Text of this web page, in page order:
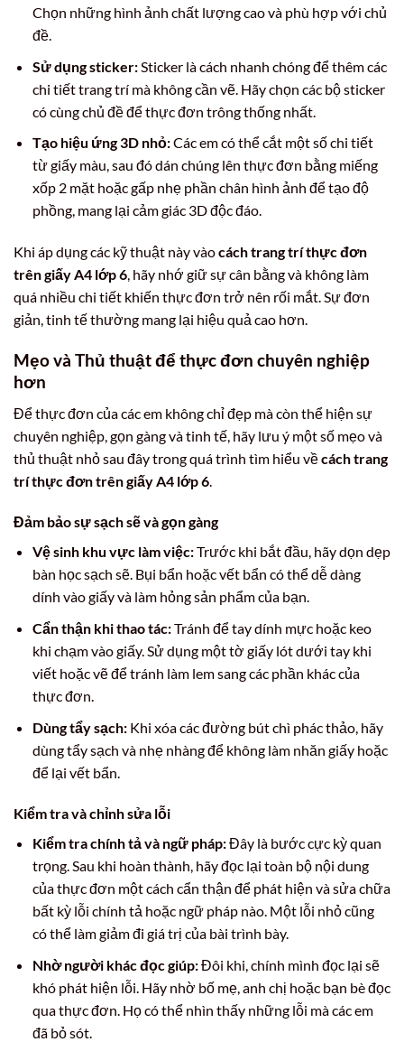
Chọn những hình ảnh chất lượng cao và phù hợp với chủ
đề.
Sử dụng sticker:Sticker là cách nhanh chóng để thêm các
chi tiết trang trí mà không cần vẽ. Hãy chọn các bộ sticker
có cùng chủ đề để thực đơn trông thống nhất.
Tạo hiệu ứng 3D nhỏ:Các em có thể cắt một số chi tiết
từ giấy màu, sau đó dán chúng lên thực đơn bằng miếng
xốp 2 mặt hoặc gấp nhẹ phần chân hình ảnh để tạo độ
phồng, mang lại cảm giác 3D độc đáo.
Khi áp dụng các kỹ thuật này vàocách trang trí thực đơn
trên giấy A4 lớp 6, hãy nhớ giữ sự cân bằng và không làm
quá nhiều chi tiết khiến thực đơn trở nên rối mắt. Sự đơn
giản, tinh tế thường mang lại hiệu quả cao hơn.
Mẹo và Thủ thuật để thực đơn chuyên nghiệp
hơn
Để thực đơn của các em không chỉ đẹp mà còn thể hiện sự
chuyên nghiệp, gọn gàng và tinh tế, hãy lưu ý một số mẹo và
thủ thuật nhỏ sau đây trong quá trình tìm hiểu vềcách trang
trí thực đơn trên giấy A4 lớp 6
Đảm bảo sự sạch sẽ và gọn gàng
Vệ sinh khu vực làm việc:Trước khi bắt đầu, hãy dọn dẹp
bàn học sạch sẽ. Bụi bẩn hoặc vết bẩn có thể dễ dàng
dính vào giấy và làm hỏng sản phẩm của bạn.
Cẩn thận khi thao tác:Tránh để tay dính mực hoặc keo
khi chạm vào giấy. Sử dụng một tờ giấy lót dưới tay khi
viết hoặc vẽ để tránh làm lem sang các phần khác của
thực đơn.
Dùng tẩy sạch:Khi xóa các đường bút chì phác thảo, hãy
dùng tẩy sạch và nhẹ nhàng để không làm nhăn giấy hoặc
để lại vết bẩn.
Kiểm tra và chỉnh sửa lỗi
Kiểm tra chính tả và ngữ pháp:Đây là bước cực kỳ quan
trọng. Sau khi hoàn thành, hãy đọc lại toàn bộ nội dung
của thực đơn một cách cẩn thận để phát hiện và sửa chữa
bất kỳ lỗi chính tả hoặc ngữ pháp nào. Một lỗi nhỏ cũng
có thể làm giảm đi giá trị của bài trình bày.
Nhờ người khác đọc giúp:Đôi khi, chính mình đọc lại sẽ
khó phát hiện lỗi. Hãy nhờ bố mẹ, anh chị hoặc bạn bè đọc
qua thực đơn. Họ có thể nhìn thấy những lỗi mà các em
đã bỏ sót.